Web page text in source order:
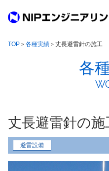
TOP
会社案内
求人情報
ご利用に際して
TOP > 各種実績 > 丈長避雷針の施工
各
丈長避雷針の施
避雷設備